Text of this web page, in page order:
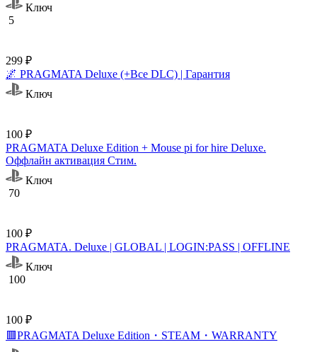
Ключ
5
299 ₽
🌌 PRAGMATA Deluxe (+Все DLC) | Гарантия
Ключ
100 ₽
PRAGMATA Deluxe Edition + Mouse pi for hire Deluxe.
Оффлайн активация Cтим.
Ключ
70
100 ₽
PRAGMATA. Deluxe | GLOBAL | LOGIN:PASS | OFFLINE
Ключ
100
100 ₽
🟥PRAGMATA Deluxe Edition・STEAM・WARRANTY